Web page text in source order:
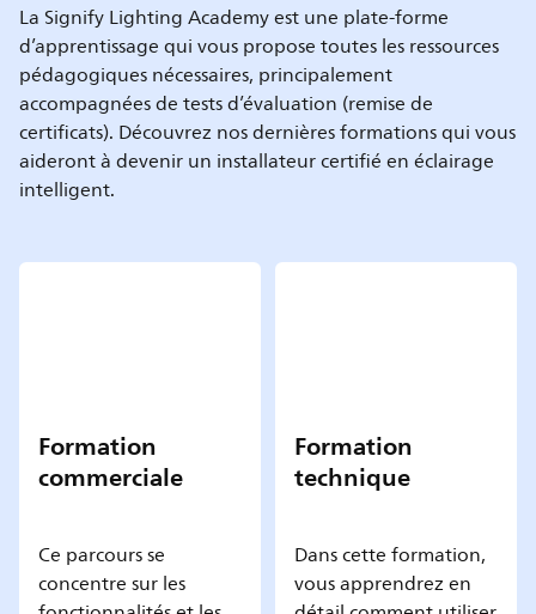
La Signify Lighting Academy est une plate-forme
d’apprentissage qui vous propose toutes les ressources
pédagogiques nécessaires, principalement
accompagnées de tests d’évaluation (remise de
certificats). Découvrez nos dernières formations qui vous
aideront à devenir un installateur certifié en éclairage
intelligent.
Formation
commerciale
Ce parcours se
concentre sur les
Formation
technique
Dans cette formation,
vous apprendrez en